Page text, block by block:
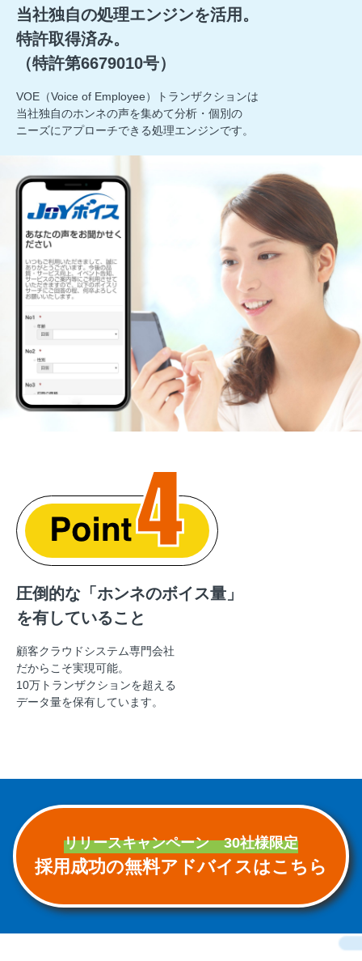
当社独自の処理エンジンを活用。
特許取得済み。
（特許第6679010号）
VOE（Voice of Employee）トランザクションは
当社独自のホンネの声を集めて分析・個別の
ニーズにアプローチできる処理エンジンです。
圧倒的な「ホンネのボイス量」
を有していること
顧客クラウドシステム専門会社
だからこそ実現可能。
10万トランザクションを超える
データ量を保有しています。
リリースキャンペーン 30社様限定
採用成功の無料アドバイスはこちら